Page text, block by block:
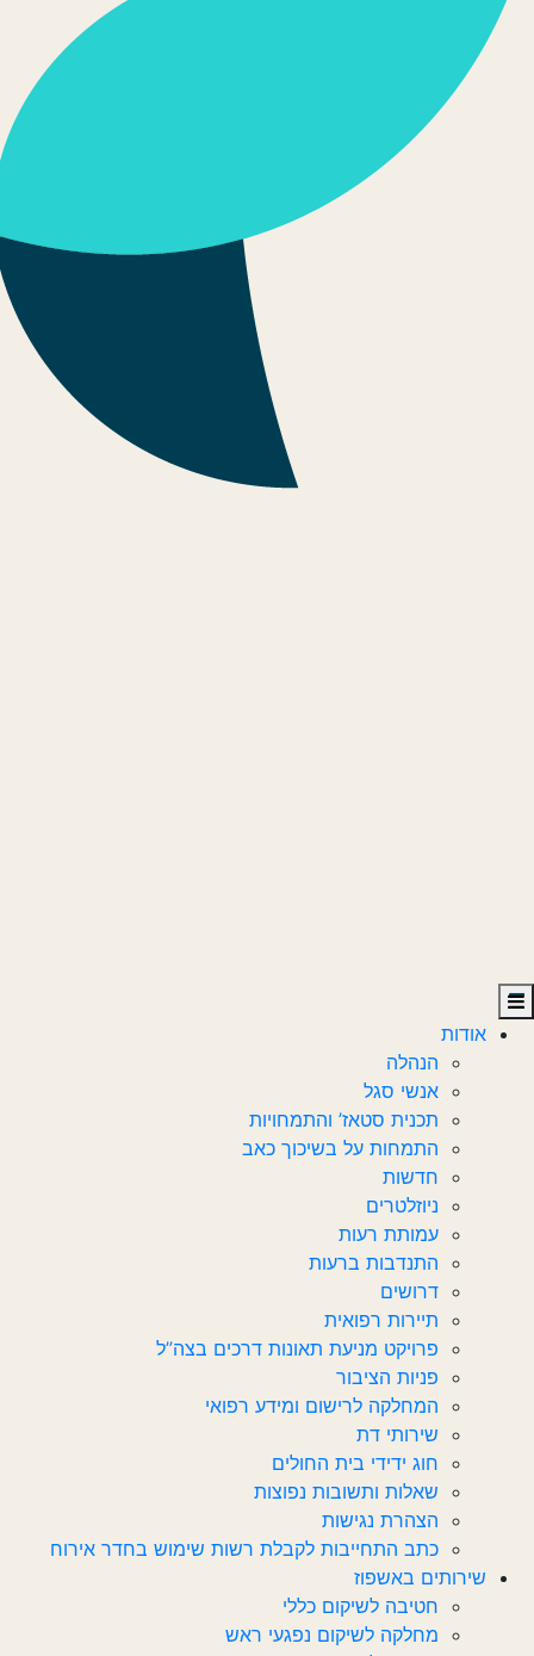
אודות
הנהלה
אנשי סגל
תכנית סטאז’ והתמחויות
התמחות על בשיכוך כאב
חדשות‎‎
ניוזלטרים
עמותת רעות
התנדבות ברעות
דרושים
תיירות רפואית
פרויקט מניעת תאונות דרכים בצה”ל
פניות הציבור
המחלקה לרישום ומידע רפואי
שירותי דת
חוג ידידי בית החולים
שאלות ותשובות נפוצות
הצהרת נגישות
כתב התחייבות לקבלת רשות שימוש בחדר אירוח
שירותים באשפוז
חטיבה לשיקום כללי
מחלקה לשיקום נפגעי ראש